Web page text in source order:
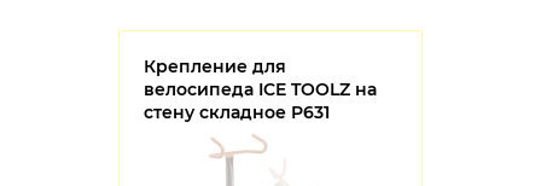
Крепление для
велосипеда ICE TOOLZ на
стену складное P631